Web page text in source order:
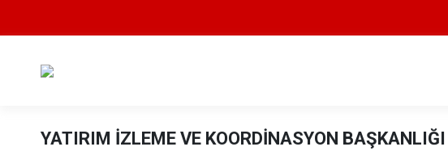
YATIRIM İZLEME VE KOORDİNASYON BAŞKANLIĞI